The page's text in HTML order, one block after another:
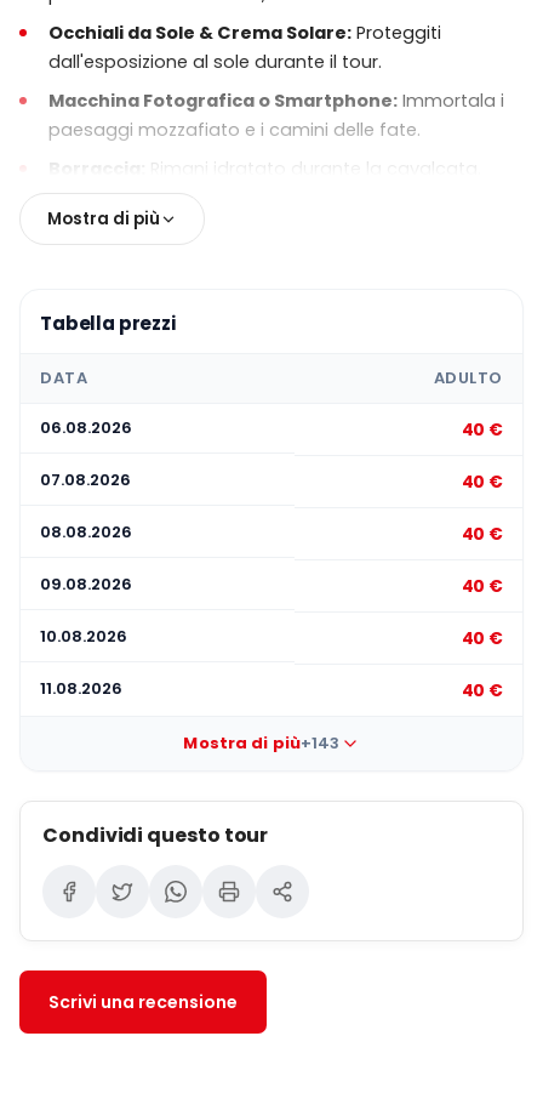
prenotare in anticipo, soprattutto durante l'alta
stagione. Gli orari di prelievo vengono
confermati il giorno prima del tour.
Cosa Non è Incluso: Cibo e bevande non sono
inclusi. Porta acqua se lo desideri.
Occhiali da Sole & Crema Solare: Proteggiti
dall'esposizione al sole durante il tour.
Macchina Fotografica o Smartphone: Immortala i
paesaggi mozzafiato e i camini delle fate.
Borraccia:
Rimani idratato durante la cavalcata.
Opzionale: Guanti per una migliore presa e comfort
sui manubri dell'ATV.
Mostra di più
Tabella prezzi
DATA ADULTO
06.08.2026 40 €
07.08.2026 40 €
08.08.2026 40 €
09.08.2026 40 €
10.08.2026 40 €
11.08.2026 40 €
Mostra di più+143
Condividi questo tour
Scrivi una recensione